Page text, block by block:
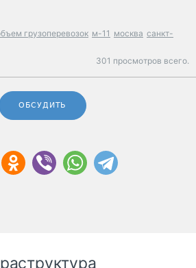
грузоперевозок м-11 москва санкт-
301 просмотров всего.
ОБСУДИТЬ